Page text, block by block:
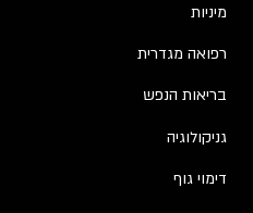
מיניות
רפואה מגדרית
בריאות הנפש
גניקולוגיה
דימוי גוף